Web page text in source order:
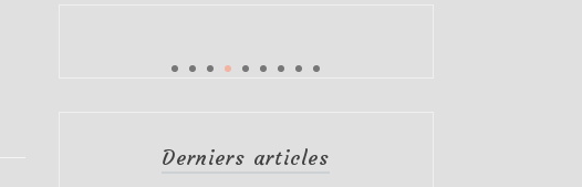
Derniers articles